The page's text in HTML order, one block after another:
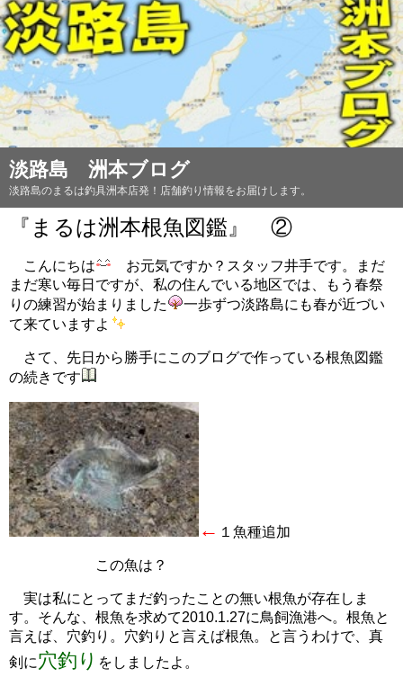
淡路島 洲本ブログ
淡路島のまるは釣具洲本店発！店舗釣り情報をお届けします。
『まるは洲本根魚図鑑』 ②
こんにちは
お元気ですか？スタッフ井手です。まだ
まだ寒い毎日ですが、私の住んでいる地区では、もう春祭
りの練習が始まりました
一歩ずつ淡路島にも春が近づい
て来ていますよ
さて、先日から勝手にこのブログで作っている根魚図鑑
の続きです
← １魚種追加
この魚は？
実は私にとってまだ釣ったことの無い根魚が存在しま
す。そんな、根魚を求めて2010.1.27に鳥飼漁港へ。根魚と
言えば、穴釣り。穴釣りと言えば根魚。と言うわけで、真
剣に穴釣り を しましたよ 。